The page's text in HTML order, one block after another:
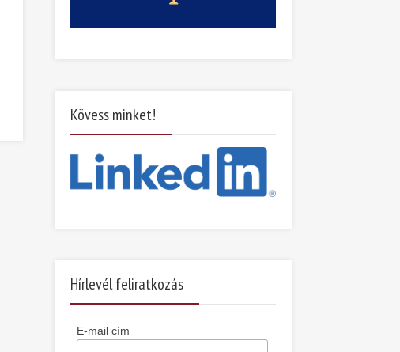
Kövess minket!
Hírlevél feliratkozás
E-mail cím